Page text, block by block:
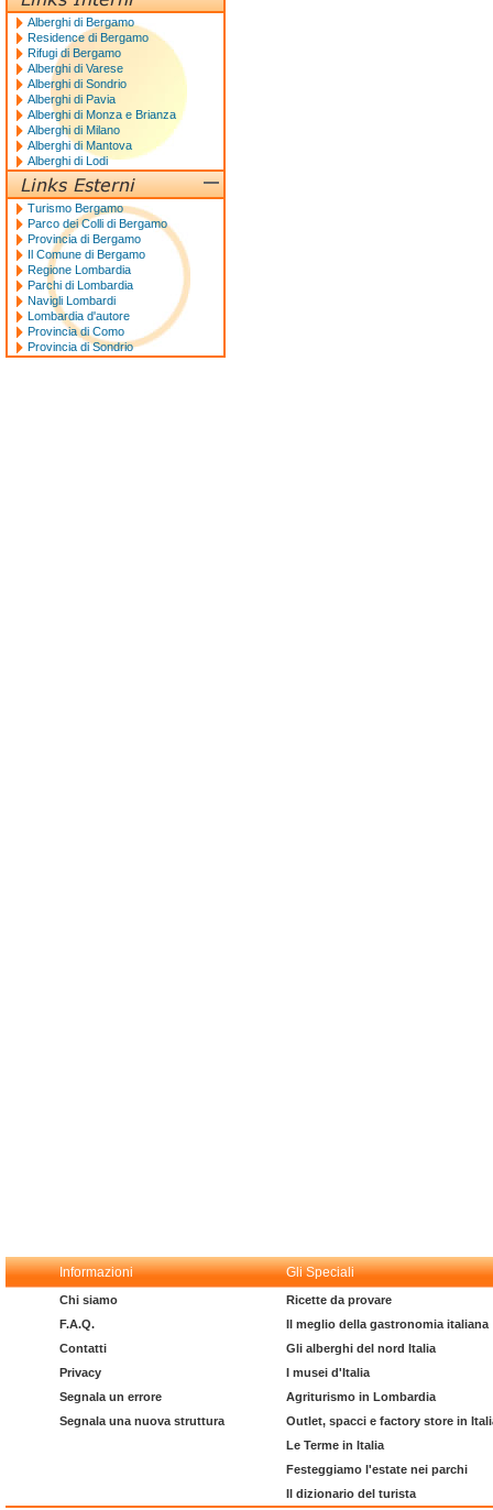
Alberghi di Bergamo
Residence di Bergamo
Rifugi di Bergamo
Alberghi di Varese
Alberghi di Sondrio
Alberghi di Pavia
Alberghi di Monza e Brianza
Alberghi di Milano
Alberghi di Mantova
Alberghi di Lodi
Turismo Bergamo
Parco dei Colli di Bergamo
Provincia di Bergamo
Il Comune di Bergamo
Regione Lombardia
Parchi di Lombardia
Navigli Lombardi
Lombardia d'autore
Provincia di Como
Provincia di Sondrio
Informazioni Gli Speciali
Chi siamo
F.A.Q.
Contatti
Privacy
Segnala un errore
Segnala una nuova struttura
Ricette da provare
Il meglio della gastronomia italiana
Gli alberghi del nord Italia
I musei d'Italia
Agriturismo in Lombardia
Outlet, spacci e factory store in
Le Terme in Italia
Festeggiamo l'estate nei parchi
Il dizionario del turista